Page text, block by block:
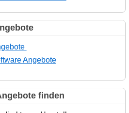
Angebote
finden